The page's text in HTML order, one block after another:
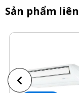
Sản phẩm